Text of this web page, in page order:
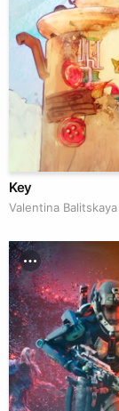
Key
Valentina Balitskaya